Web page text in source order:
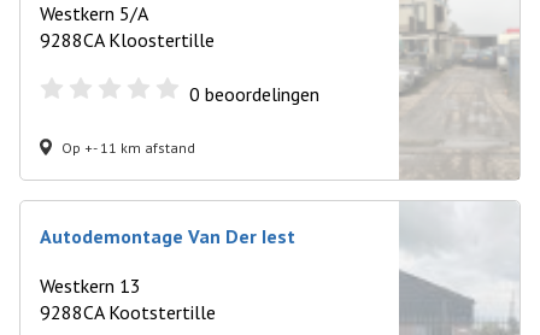
Westkern 5/A
9288CA Kloostertille
0 beoordelingen
Op +- 11 km afstand
Autodemontage Van Der Iest
Westkern 13
9288CA Kootstertille